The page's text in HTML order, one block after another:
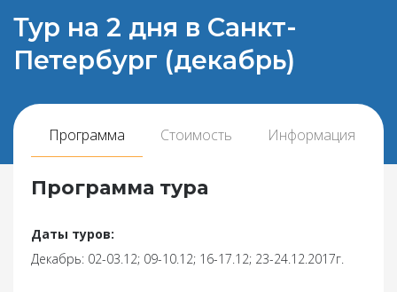
Тур на 2 дня в Санкт-
Петербург (декабрь)
Программа Стоимость Информация
Программа тура
Даты туров:
Декабрь: 02-03.12; 09-10.12; 16-17.12; 23-24.12.2017г.